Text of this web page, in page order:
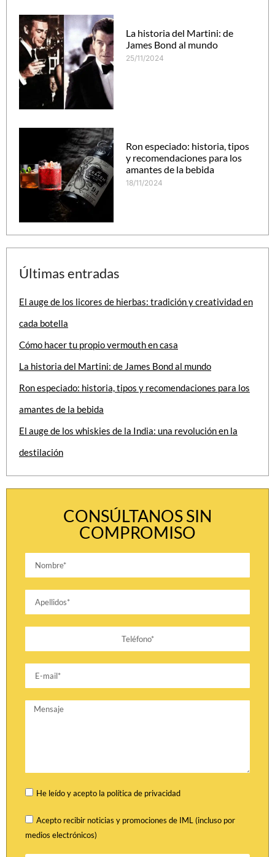
La historia del Martini: de
James Bond al mundo
25/11/2024
Ron especiado: historia, tipos
y recomendaciones para los
amantes de la bebida
18/11/2024
Últimas entradas
El auge de los licores de hierbas: tradición y creatividad en
cada botella
Cómo hacer tu propio vermouth en casa
La historia del Martini: de James Bond al mundo
Ron especiado: historia, tipos y recomendaciones para los
amantes de la bebida
El auge de los whiskies de la India: una revolución en la
destilación
CONSÚLTANOS SIN
COMPROMISO
He leído y acepto la política de privacidad
Acepto recibir noticias y promociones de IML (incluso por
medios electrónicos)